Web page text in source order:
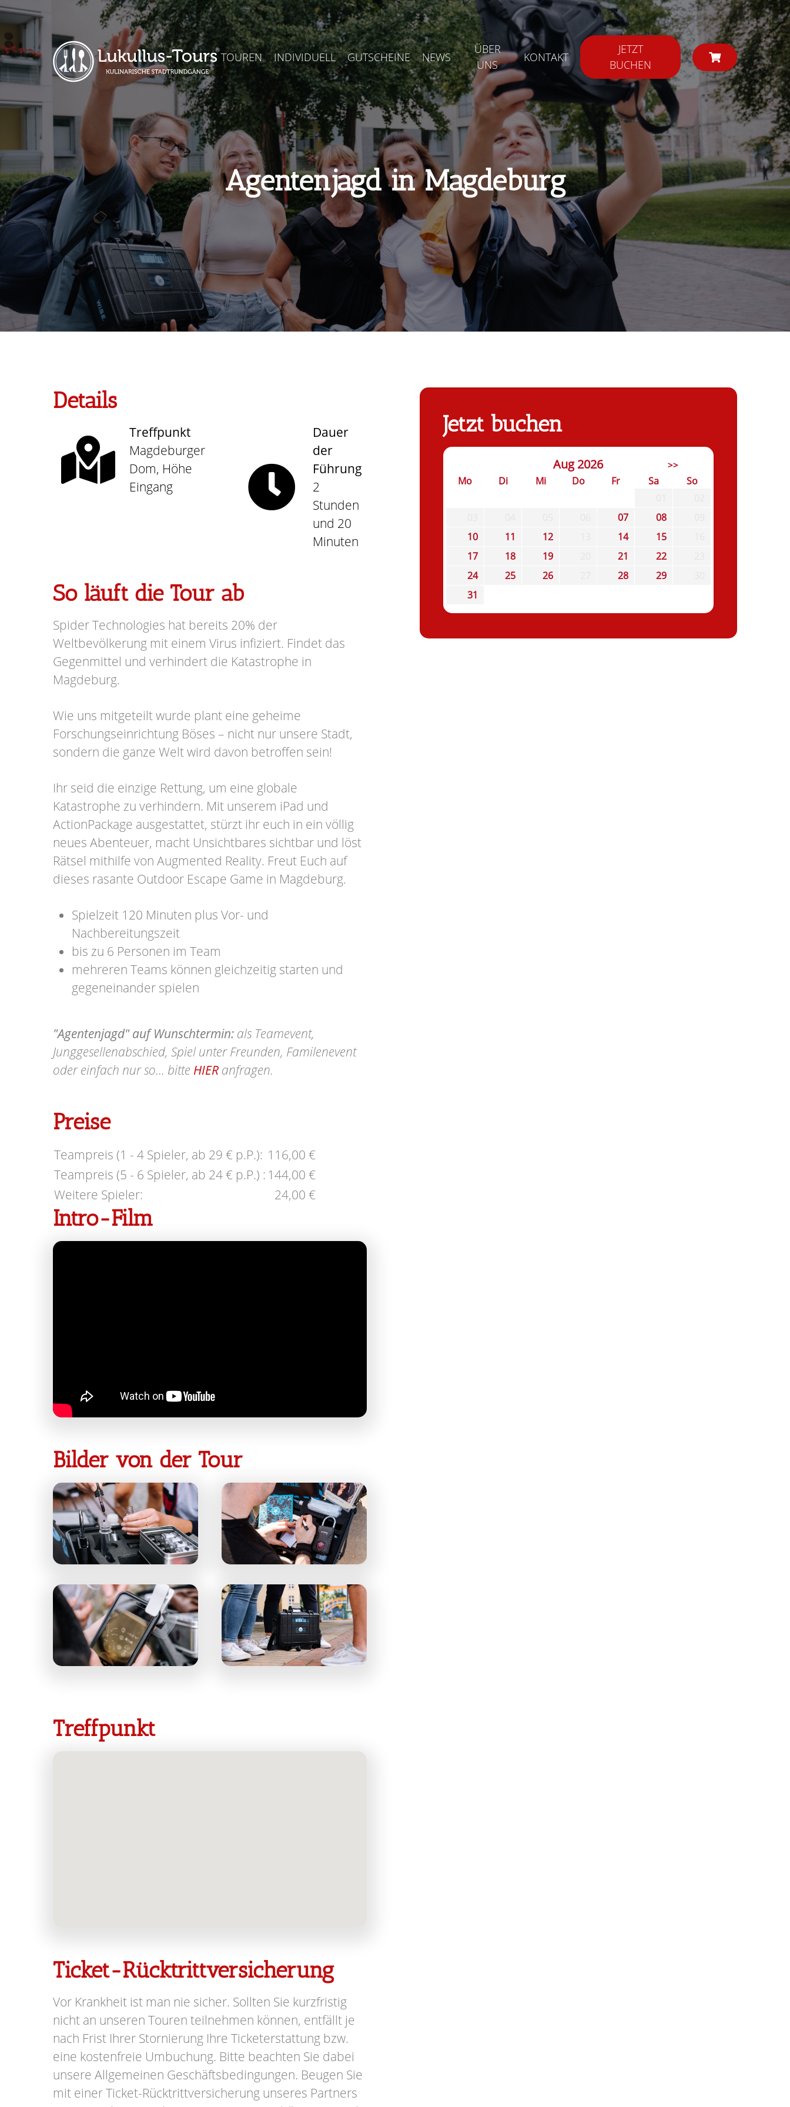
TOUREN INDIVIDUELL GUTSCHEINE NEWS
ÜBER
UNS
KONTAKT
JETZT
BUCHEN
Agentenjagd in Magdeburg
Details
Treffpunkt
Magdeburger
Dom, Höhe
Eingang
Dauer
der
Führung
2
Stunden
und 20
Minuten
So läuft die Tour ab
Spider Technologies hat bereits 20% der
Weltbevölkerung mit einem Virus infiziert. Findet das
Gegenmittel und verhindert die Katastrophe in
Magdeburg.
Wie uns mitgeteilt wurde plant eine geheime
Forschungseinrichtung Böses – nicht nur unsere Stadt,
sondern die ganze Welt wird davon betroffen sein!
Ihr seid die einzige Rettung, um eine globale
Katastrophe zu verhindern. Mit unserem iPad und
ActionPackage ausgestattet, stürzt ihr euch in ein völlig
neues Abenteuer, macht Unsichtbares sichtbar und löst
Rätsel mithilfe von Augmented Reality. Freut Euch auf
dieses rasante Outdoor Escape Game in Magdeburg.
Spielzeit 120 Minuten plus Vor- und
Nachbereitungszeit
bis zu 6 Personen im Team
mehreren Teams können gleichzeitig starten und
gegeneinander spielen
"Agentenjagd" auf Wunschtermin: als Teamevent,
Junggesellenabschied, Spiel unter Freunden, Familenevent
oder einfach nur so... bitte HIER anfragen.
Preise
Teampreis (1 - 4 Spieler, ab 29 € p.P.): 116,00 €
Teampreis (5 - 6 Spieler, ab 24 € p.P.) : 144,00 €
Weitere Spieler:
24,00 €
Intro-Film
Bilder von der Tour
Treffpunkt
Ticket-Rücktrittversicherung
Vor Krankheit ist man nie sicher. Sollten Sie kurzfristig
nicht an unseren Touren teilnehmen können, entfällt je
nach Frist Ihrer Stornierung Ihre Ticketerstattung bzw.
eine kostenfreie Umbuchung. Bitte beachten Sie dabei
unsere Allgemeinen Geschäftsbedingungen. Beugen Sie
mit einer Ticket-Rücktrittversicherung unseres Partners
Jetzt buchen
Aug 2026 >>
Mo Di Mi Do Fr Sa
So
07 08
10
11 12 14 15
17
18 19 21 22
24
25 26 28 29
31